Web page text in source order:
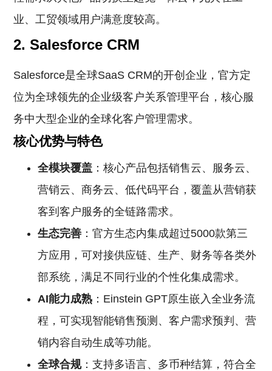
业、工贸领域用户满意度较高。
2. Salesforce CRM
Salesforce是全球SaaS CRM的开创企业，官方定
位为全球领先的企业级客户关系管理平台，核心服
务中大型企业的全球化客户管理需求。
核心优势与特色
全模块覆盖 ：核心产品包括销售云、服务云、
营销云、商务云、低代码平台，覆盖从营销获
客到客户服务的全链路需求。
生态完善 ：官方生态内集成超过5000款第三
方应用，可对接供应链、生产、财务等各类外
部系统，满足不同行业的个性化集成需求。
AI能力成熟 ：Einstein GPT原生嵌入全业务流
程，可实现智能销售预测、客户需求预判、营
销内容自动生成等功能。
全球合规：支持多语言、多币种结算，符合全